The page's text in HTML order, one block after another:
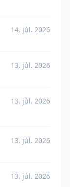
14. júl. 2026
13. júl. 2026
13. júl. 2026
13. júl. 2026
13. júl. 2026